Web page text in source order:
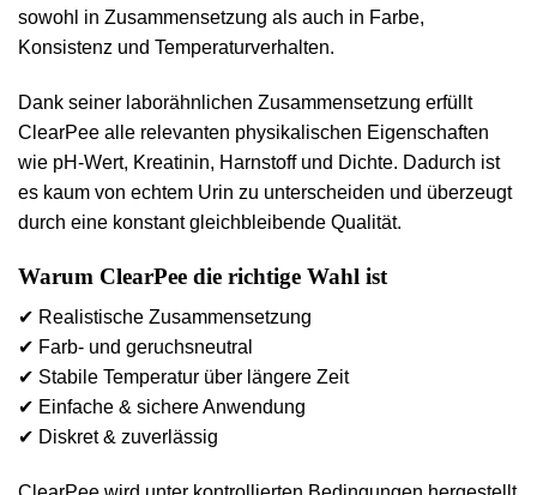
sowohl in Zusammensetzung als auch in Farbe,
Konsistenz und Temperaturverhalten.
Dank seiner laborähnlichen Zusammensetzung erfüllt
ClearPee alle relevanten physikalischen Eigenschaften
wie pH-Wert, Kreatinin, Harnstoff und Dichte. Dadurch ist
es kaum von echtem Urin zu unterscheiden und überzeugt
durch eine konstant gleichbleibende Qualität.
Warum ClearPee die richtige Wahl ist
✔ Realistische Zusammensetzung
✔ Farb- und geruchsneutral
✔ Stabile Temperatur über längere Zeit
✔ Einfache & sichere Anwendung
✔ Diskret & zuverlässig